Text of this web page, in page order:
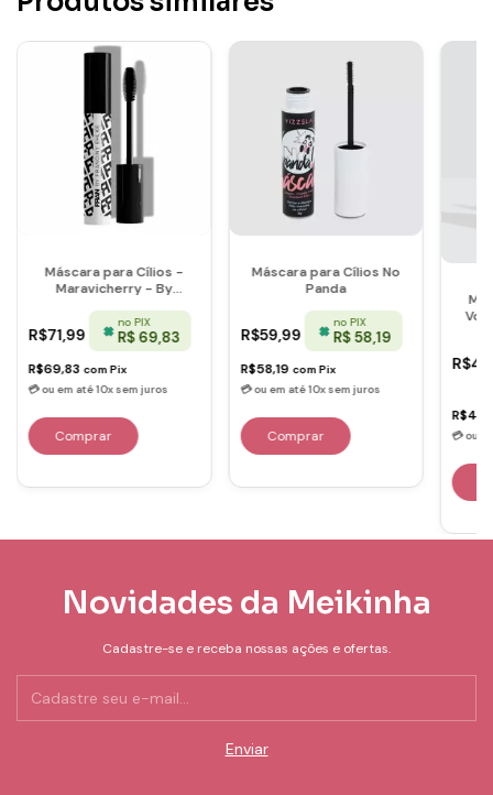
Máscara para Cílios -
Maravicherry - By
R$71,99
no PIX
R$ 69,83
R$69,83 com Pix
Máscara para Cílios No
Panda
R$59,99
no PIX
R$ 58,19
R$58,19 com Pix
Novidades da Meikinha
Cadastre-se e receba nossas ações e ofertas.